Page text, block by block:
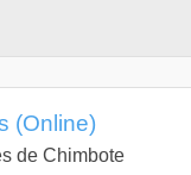
(Online)
de Chimbote